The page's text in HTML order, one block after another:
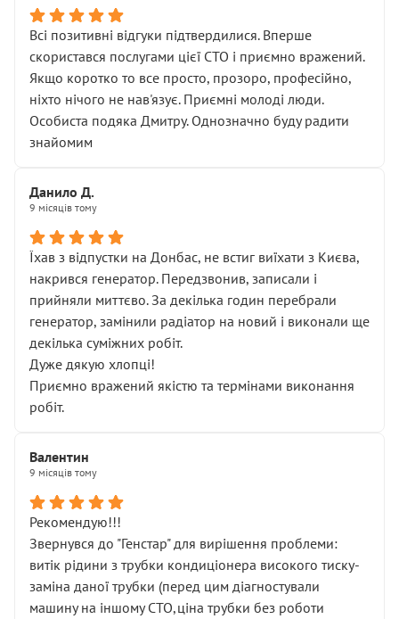
Всі позитивні відгуки підтвердилися. Вперше
скористався послугами цієї СТО і приємно вражений.
Якщо коротко то все просто, прозоро, професійно,
ніхто нічого не нав'язує. Приємні молоді люди.
Особиста подяка Дмитру. Однозначно буду радити
знайомим
Данило Д.
9 місяців тому
Їхав з відпустки на Донбас, не встиг виїхати з Києва,
накрився генератор. Передзвонив, записали і
прийняли миттєво. За декілька годин перебрали
генератор, замінили радіатор на новий і виконали ще
декілька суміжних робіт.
Дуже дякую хлопці!
Приємно вражений якістю та термінами виконання
робіт.
Валентин
9 місяців тому
Рекомендую!!!
Звернувся до "Генстар" для вирішення проблеми:
витік рідини з трубки кондиціонера високого тиску-
заміна даної трубки (перед цим діагностували
машину на іншому СТО,ціна трубки без роботи